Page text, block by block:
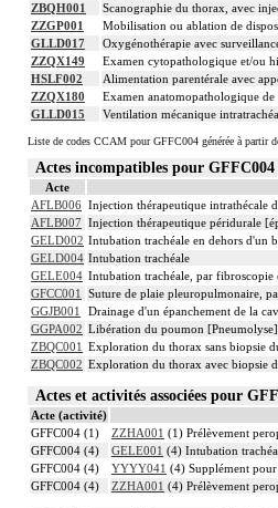
ZBQH001
Scanographie du thorax, avec
ZZGP001
Mobilisation ou ablation de
GLLD017
Oxygénothérapie avec
ZZQX149
Examen cytopathologique et/ou
HSLF002
Alimentation parentérale avec
ZZQX180
Examen anatomopathologique de
GLLD015
Ventilation mécanique
Liste de codes CCAM pour GFFC004 générée à partir
Actes incompatibles pour
Acte
AFLB006 Injection thérapeutique intrathécale
AFLB007 Injection thérapeutique péridurale
GELD002 Intubation trachéale en dehors d'un
GELD004 Intubation trachéale
GELE004 Intubation trachéale, par
GFCC001 Suture de plaie pleuropulmonaire,
GGJB001
Drainage d'un épanchement de la
GGPA002 Libération du poumon
ZBQC001 Exploration du thorax sans biopsie
ZBQC002 Exploration du thorax avec biopsie
Actes et activités associées pour
Acte (activité)
GFFC004 (1)
ZZHA001 (1) Prélèvement
GFFC004 (4)
GELE001 (4) Intubation
GFFC004 (4)
YYYY041 (4) Supplément
GFFC004 (4)
ZZHA001 (4) Prélèvement